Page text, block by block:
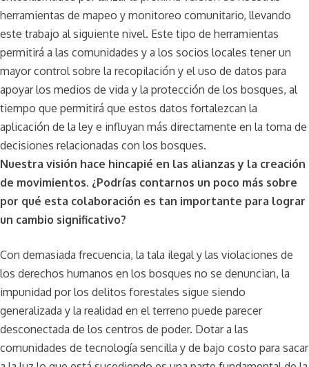
herramientas de mapeo y monitoreo comunitario, llevando
este trabajo al siguiente nivel. Este tipo de herramientas
permitirá a las comunidades y a los socios locales tener un
mayor control sobre la recopilación y el uso de datos para
apoyar los medios de vida y la protección de los bosques, al
tiempo que permitirá que estos datos fortalezcan la
aplicación de la ley e influyan más directamente en la toma de
decisiones relacionadas con los bosques.
Nuestra visión hace hincapié en las alianzas y la creación
de movimientos. ¿Podrías contarnos un poco más sobre
por qué esta colaboración es tan importante para lograr
un cambio significativo?
Con demasiada frecuencia, la tala ilegal y las violaciones de
los derechos humanos en los bosques no se denuncian, la
impunidad por los delitos forestales sigue siendo
generalizada y la realidad en el terreno puede parecer
desconectada de los centros de poder. Dotar a las
comunidades de tecnología sencilla y de bajo costo para sacar